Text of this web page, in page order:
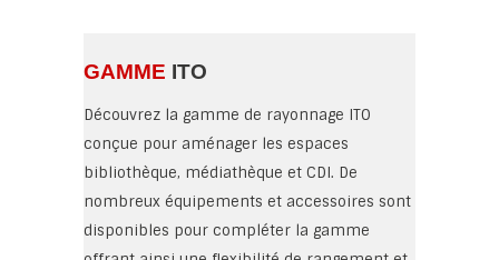
GAMME ITO
Découvrez la gamme de rayonnage ITO
conçue pour aménager les espaces
bibliothèque, médiathèque et CDI. De
nombreux équipements et accessoires sont
disponibles pour compléter la gamme